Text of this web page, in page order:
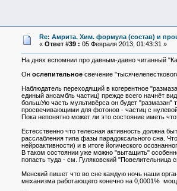
Re: Амрита. Хим. формула (состав) и
« Ответ #39 : 05 Февраля 2013, 01:43:31 »
На днях вспомнил про давным-давно читанный
Он ослепительноесвечение
Наблюдатель переходящий в когерентное
единый ансамбль частиц) прежде всего начнёт
большУю часть мультивёрса он будет "размазан"
просвечивающими для фотонов - частиц с
Пока непонятно может ли это состояние иметь
Естесственно что телесная активность должна
расслабления типа фазы парадоксального сна.
нейроактивности) и в итоге йогического
В таком состоянии уже можно "вытащить"
попасть туда - см. Гуляковский "Повелительница
Менский пишет что во сне каждую ночь наши
механизма работающего конечно на 0,0001%